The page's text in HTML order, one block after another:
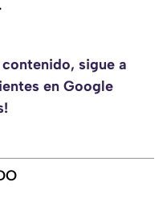
sigue a
en Google